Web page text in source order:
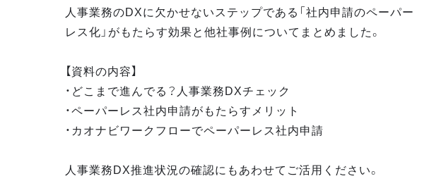
人事業務のDXに欠かせないステップである「社内申請のペーパー
レス化」がもたらす効果と他社事例についてまとめました。
【資料の内容】
・どこまで進んでる？人事業務DXチェック
・ペーパーレス社内申請がもたらすメリット
・カオナビワークフローでペーパーレス社内申請
人事業務DX推進状況の確認にもあわせてご活用ください。